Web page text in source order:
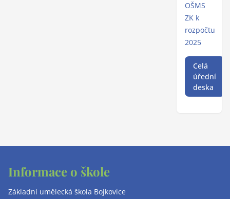
OŠMS
ZK k
rozpočtu
2025
Celá
úřední
deska
Informace o škole
Základní umělecká škola Bojkovice